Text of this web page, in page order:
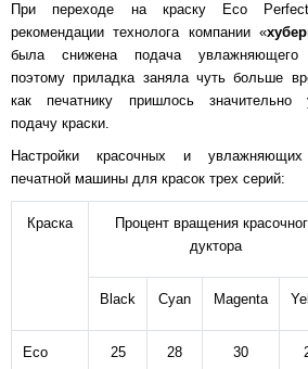
При переходе на краску Eco
рекомендации технолога компании «хубер
была снижена подача увлажняющего
поэтому приладка заняла чуть больше
как печатнику пришлось значительно
подачу краски.
Настройки красочных и увлажняющих
печатной машины для красок трех серий:
Краска
Процент вращения
дуктора
Black Cyan Magenta
Eco
25 28 30